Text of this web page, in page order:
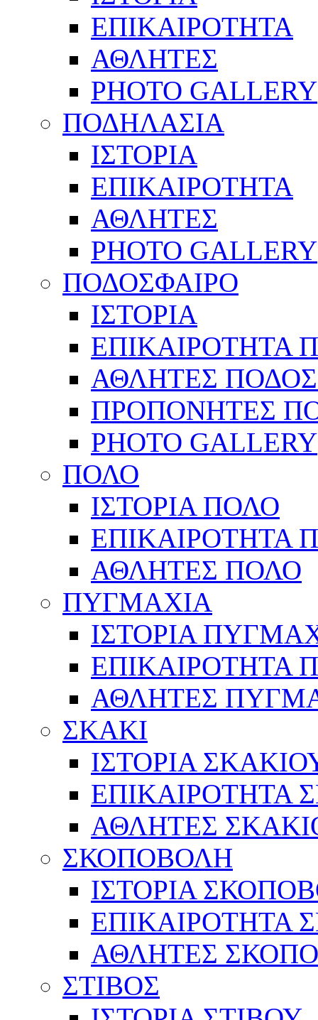
ΕΠΙΚΑΙΡΟΤΗΤΑ
ΑΘΛΗΤΕΣ
PHOTO GALLERY
ΠΟΔΗΛΑΣΙΑ
ΙΣΤΟΡΙΑ
ΕΠΙΚΑΙΡΟΤΗΤΑ
ΑΘΛΗΤΕΣ
PHOTO GALLERY
ΠΟΔΟΣΦΑΙΡΟ
ΙΣΤΟΡΙΑ
ΕΠΙΚΑΙΡΟΤΗΤΑ
ΑΘΛΗΤΕΣ
ΠΡΟΠΟΝΗΤΕΣ
PHOTO GALLERY
ΠΟΛΟ
ΙΣΤΟΡΙΑ ΠΟΛΟ
ΕΠΙΚΑΙΡΟΤΗΤΑ
ΑΘΛΗΤΕΣ ΠΟΛΟ
ΠΥΓΜΑΧΙΑ
ΙΣΤΟΡΙΑ
ΕΠΙΚΑΙΡΟΤΗΤΑ
ΑΘΛΗΤΕΣ
ΣΚΑΚΙ
ΙΣΤΟΡΙΑ
ΕΠΙΚΑΙΡΟΤΗΤΑ
ΑΘΛΗΤΕΣ
ΣΚΟΠΟΒΟΛΗ
ΙΣΤΟΡΙΑ
ΕΠΙΚΑΙΡΟΤΗΤΑ
ΑΘΛΗΤΕΣ
ΣΤΙΒΟΣ